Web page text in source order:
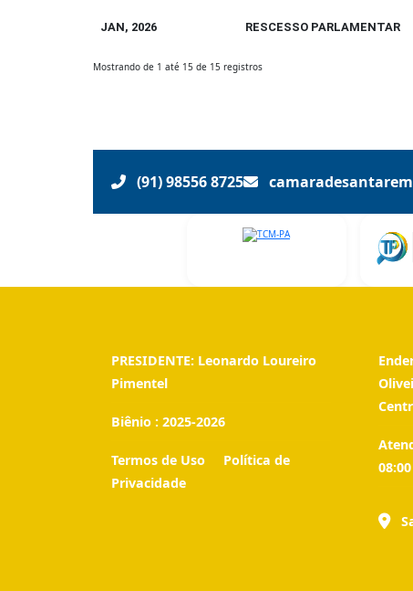
JAN, 2026 RESCESSO PARLAMENTAR
Mostrando de 1 até 15 de 15 registros
(91) 98556 8725
PRESIDENTE: Leonardo Loureiro
Pimentel
Biênio : 2025-2026
Termos de Uso
Política de
Privacidade